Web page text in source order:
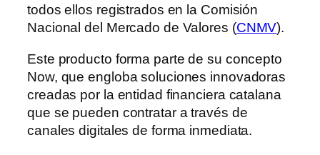
todos ellos registrados en la Comisión
Nacional del Mercado de Valores (CNMV).
Este producto forma parte de su concepto
Now, que engloba soluciones innovadoras
creadas por la entidad financiera catalana
que se pueden contratar a través de
canales digitales de forma inmediata.